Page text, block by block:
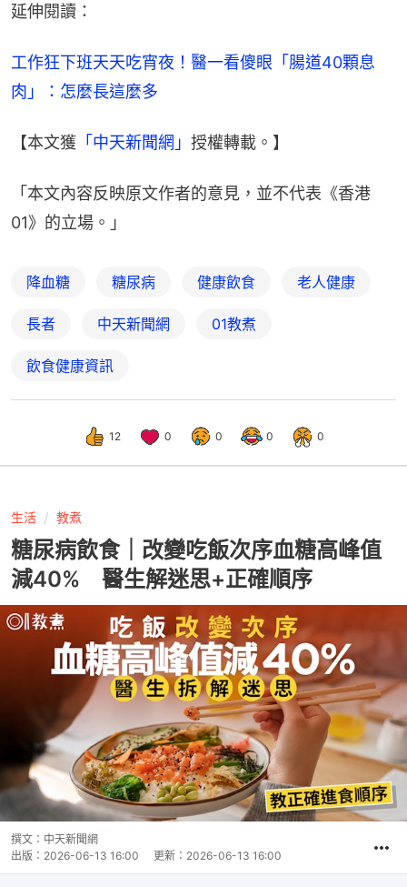
延伸閱讀：
工作狂下班天天吃宵夜！醫一看傻眼「腸道40顆息
肉」：怎麼長這麼多
【本文獲 「中天新聞網」 授權轉載。】
「本文內容反映原文作者的意見，並不代表《香港
01》的立場。」
降血糖 糖尿病 健康飲食 老人健康
長者 中天新聞網 01教煮
飲食健康資訊
12 0 0 0 0
生活 教煮
糖尿病飲食｜改變吃飯次序血糖高峰值
減40% 醫生解迷思+正確順序
撰文： 中天新聞網
出版： 2026-06-13 16:00 更新： 2026-06-13 16:00